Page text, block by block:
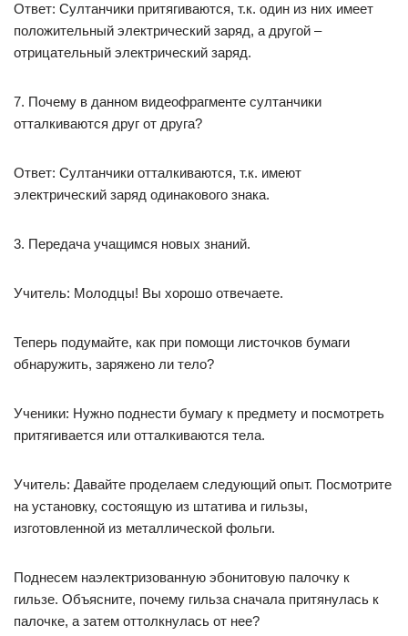
Ответ: Султанчики притягиваются, т.к. один из них имеет
положительный электрический заряд, а другой –
отрицательный электрический заряд.
7. Почему в данном видеофрагменте султанчики
отталкиваются друг от друга?
Ответ: Султанчики отталкиваются, т.к. имеют
электрический заряд одинакового знака.
3. Передача учащимся новых знаний.
Учитель: Молодцы! Вы хорошо отвечаете.
Теперь подумайте, как при помощи листочков бумаги
обнаружить, заряжено ли тело?
Ученики: Нужно поднести бумагу к предмету и посмотреть
притягивается или отталкиваются тела.
Учитель: Давайте проделаем следующий опыт. Посмотрите
на установку, состоящую из штатива и гильзы,
изготовленной из металлической фольги.
Поднесем наэлектризованную эбонитовую палочку к
гильзе. Объясните, почему гильза сначала притянулась к
палочке, а затем оттолкнулась от нее?